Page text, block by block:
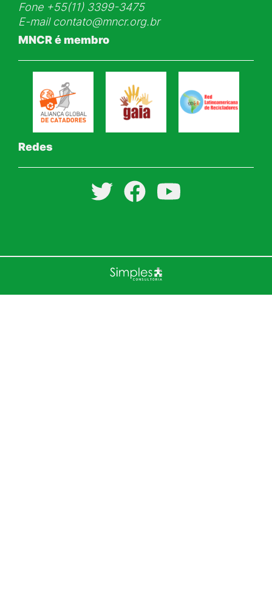
Fone+55(11) 3399-3475
E-mail contato@mncr.org.br
MNCR é membro
Redes